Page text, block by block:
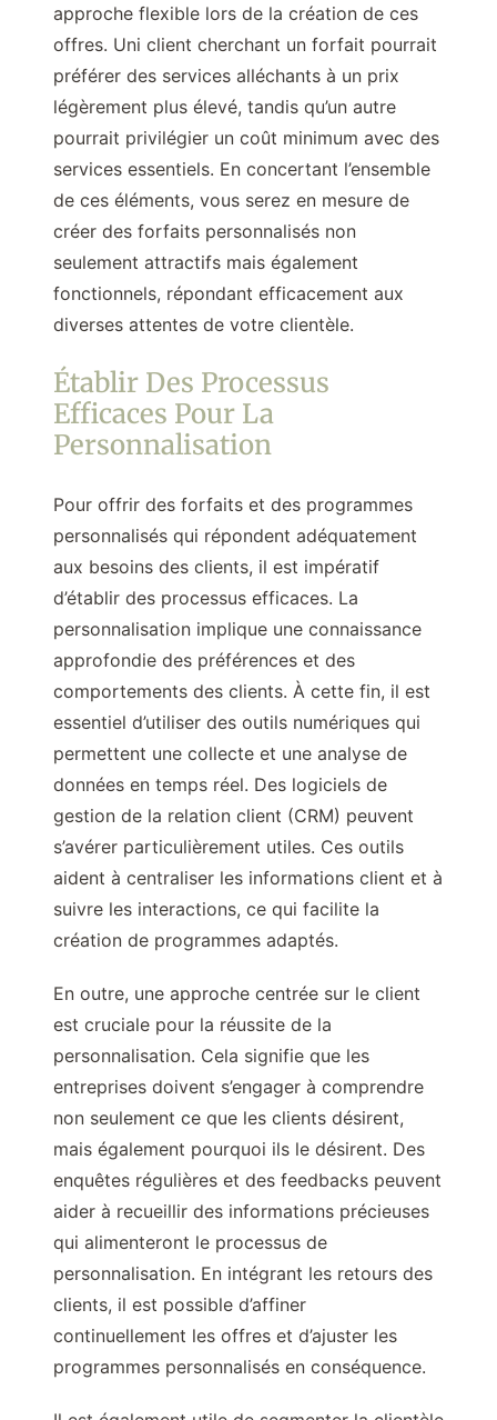
approche flexible lors de la création de ces
offres. Uni client cherchant un forfait pourrait
préférer des services alléchants à un prix
légèrement plus élevé, tandis qu’un autre
pourrait privilégier un coût minimum avec des
services essentiels. En concertant l’ensemble
de ces éléments, vous serez en mesure de
créer des forfaits personnalisés non
seulement attractifs mais également
fonctionnels, répondant efficacement aux
diverses attentes de votre clientèle.
Établir Des Processus
Efficaces Pour La
Personnalisation
Pour offrir des forfaits et des programmes
personnalisés qui répondent adéquatement
aux besoins des clients, il est impératif
d’établir des processus efficaces. La
personnalisation implique une connaissance
approfondie des préférences et des
comportements des clients. À cette fin, il est
essentiel d’utiliser des outils numériques qui
permettent une collecte et une analyse de
données en temps réel. Des logiciels de
gestion de la relation client (CRM) peuvent
s’avérer particulièrement utiles. Ces outils
aident à centraliser les informations client et à
suivre les interactions, ce qui facilite la
création de programmes adaptés.
En outre, une approche centrée sur le client
est cruciale pour la réussite de la
personnalisation. Cela signifie que les
entreprises doivent s’engager à comprendre
non seulement ce que les clients désirent,
mais également pourquoi ils le désirent. Des
enquêtes régulières et des feedbacks peuvent
aider à recueillir des informations précieuses
qui alimenteront le processus de
personnalisation. En intégrant les retours des
clients, il est possible d’affiner
continuellement les offres et d’ajuster les
programmes personnalisés en conséquence.